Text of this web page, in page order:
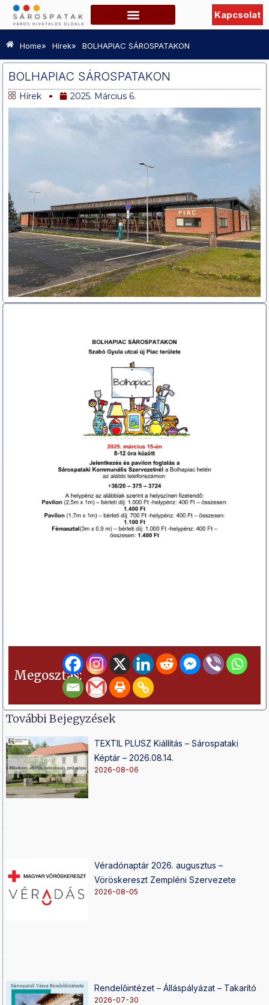
Kapcsolat
Home» Hírek» BOLHAPIAC SÁROSPATAKON
BOLHAPIAC SÁROSPATAKON
Hírek 2025. Március 6.
Megosztás:
További Bejegyzések
TEXTIL PLUSZ Kiállítás – Sárospataki
Képtár – 2026.08.14.
2026-08-06
Véradónaptár 2026. augusztus –
Vöröskereszt Zempléni Szervezete
2026-08-05
Rendelőintézet – Álláspályázat – Takarító
2026-07-30